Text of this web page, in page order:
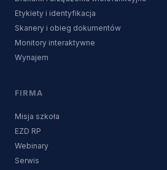
Etykiety i identyfikacja
Skanery i obieg dokumentów
Monitory interaktywne
Wynajem
FIRMA
Misja szkoła
EZD RP
Webinary
Serwis